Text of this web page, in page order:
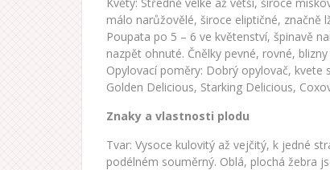
málo narůžovělé, široce eliptičné, značně
Poupata po 5 – 6 ve květenství, špinavě
nazpět ohnuté. Čnělky pevné, rovné,
Opylovací poměry: Dobrý opylovač, kvete
Golden Delicious, Starking Delicious,
Znaky a vlastnosti plodu
Tvar: Vysoce kulovitý až vejčitý, k jedné
podélném souměrný. Oblá, plochá žebra